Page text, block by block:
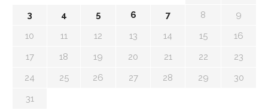
3
4 5 6 7 8
9
10
11 12 13 14 15
16
17
18 19 20 21 22
23
24
25 26 27 28 29
30
31